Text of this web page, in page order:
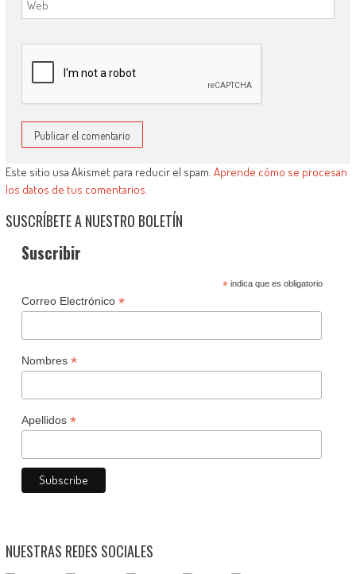
Este sitio usa Akismet para reducir el spam. Aprende cómo se procesan
los datos de tus comentarios.
SUSCRÍBETE A NUESTRO BOLETÍN
Suscribir
*indica que es obligatorio
Correo Electrónico *
Nombres *
Apellidos *
NUESTRAS REDES SOCIALES